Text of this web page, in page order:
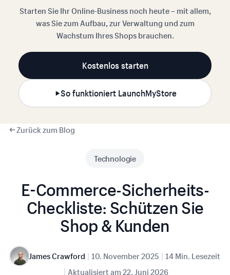
Starten Sie Ihr Online-Business noch heute – mit allem,
was Sie zum Aufbau, zur Verwaltung und zum
Wachstum Ihres Shops brauchen.
Kostenlos starten
So funktioniert LaunchMyStore
Zurück zum Blog
Technologie
E-Commerce-Sicherheits-
Checkliste: Schützen Sie
Shop & Kunden
James Crawford | 10. November 2025 | 14 Min. Lesezeit
| Aktualisiert am 22. Juni 2026